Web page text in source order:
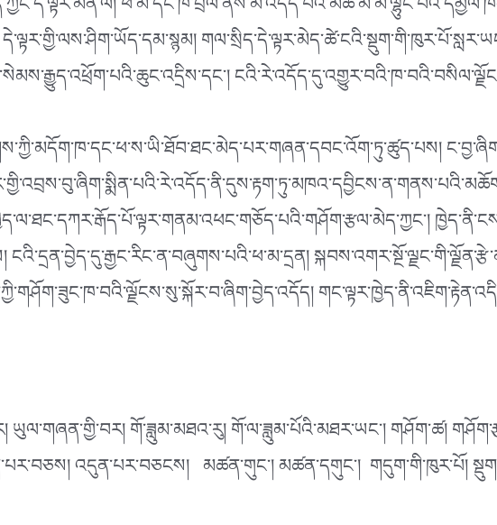
གོ་ཟླུམ་མཐའ་རུ། གོ་ལ་ཟླུམ་པོའི་མཐར་ཡང༌། གཤོག་ཚ།
འདུན་པར་བཅངས། མཚན་གུང༌། མཚན་དགུང༌། གདུག་གི་ཁུར་པོ།